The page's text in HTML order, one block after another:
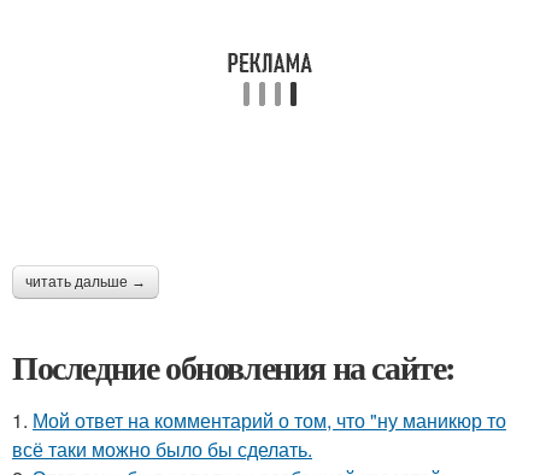
читать дальше →
Последние обновления на сайте:
1. Мой ответ на комментарий о том, что "ну маникюр то
всё таки можно было бы сделать.